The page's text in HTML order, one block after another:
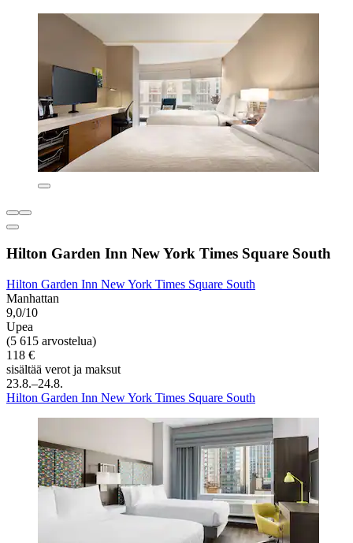
Hilton Garden Inn New York Times Square South
Hilton Garden Inn New York Times Square South
Manhattan
9,0/10
Upea
(5 615 arvostelua)
118 €
sisältää verot ja maksut
23.8.–24.8.
Hilton Garden Inn New York Times Square South